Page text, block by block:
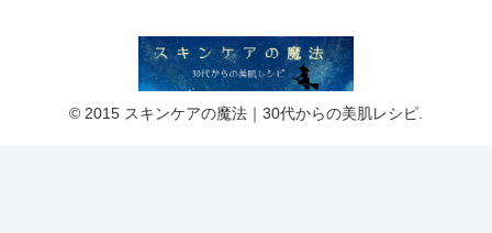
© 2015 スキンケアの魔法｜30代からの美肌レシピ.